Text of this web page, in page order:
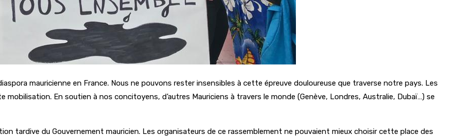
mauricienne en France. Nous ne pouvons rester insensibles à cette épreuve douloureuse que traverse notre pays. Les
mobilisation. En soutien à nos concitoyens, d’autres Mauriciens à travers le monde (Genève, Londres, Australie, Dubaï…) se
tardive du Gouvernement mauricien. Les organisateurs de ce rassemblement ne pouvaient mieux choisir cette place des